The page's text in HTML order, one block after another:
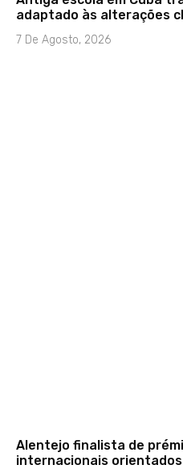
adaptado às alterações
7 De Agosto, 2026
Alentejo finalista de
internacionais